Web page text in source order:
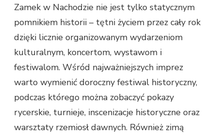
Zamek w Nachodzie nie jest tylko statycznym
pomnikiem historii – tętni życiem przez cały rok
dzięki licznie organizowanym wydarzeniom
kulturalnym, koncertom, wystawom i
festiwalom. Wśród najważniejszych imprez
warto wymienić doroczny festiwal historyczny,
podczas którego można zobaczyć pokazy
rycerskie, turnieje, inscenizacje historyczne oraz
warsztaty rzemiosł dawnych. Również zimą